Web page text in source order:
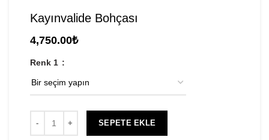
Kayınvalide Bohçası
4,750.00₺
Renk 1
SEPETE EKLE